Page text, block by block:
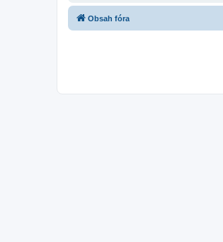
Obsah fóra